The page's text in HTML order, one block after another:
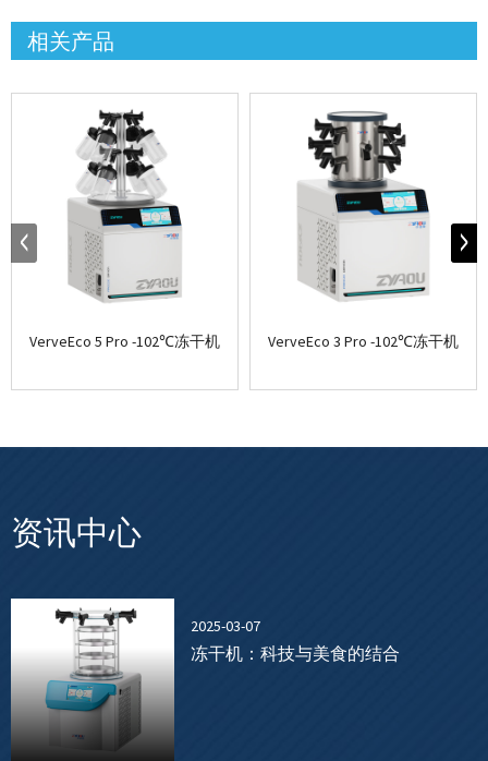
相关产品
VerveEco 5 Pro -102℃冻干机 VerveEco 3 Pro -102℃冻干机
资讯中心
2025-03-07
冻干机：科技与美食的结合